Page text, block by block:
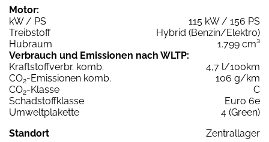
Motor:
kW / PS
115 kW / 156 PS
Treibstoff
Hybrid (Benzin/Elektro)
Hubraum
1.799 cm³
Verbrauch und Emissionen nach WLTP:
Kraftstoffverbr. komb.
4,7 l/100km
CO2-Emissionen komb.
106 g/km
CO2-Klasse
C
Schadstoffklasse
Euro 6e
Umweltplakette
4 (Green)
Standort
Zentrallager